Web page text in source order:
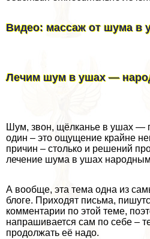
Видео: массаж от шума в
Лечим шум в ушах —
Шум, звон, щёлканье в ушах —
один – это ощущение крайне
причин – столько и решений
лечение шума в ушах
А вообще, эта тема одна из
блоге. Приходят письма,
комментарии по этой теме,
напрашивается сам по себе –
продолжать её надо.